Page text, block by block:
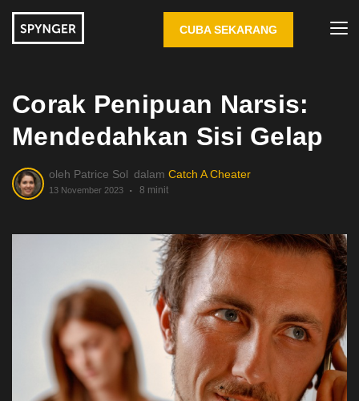
CUBA SEKARANG
Corak Penipuan Narsis:
Mendedahkan Sisi Gelap
oleh Patrice Sol dalam Catch A Cheater
13 November 2023 8 minit